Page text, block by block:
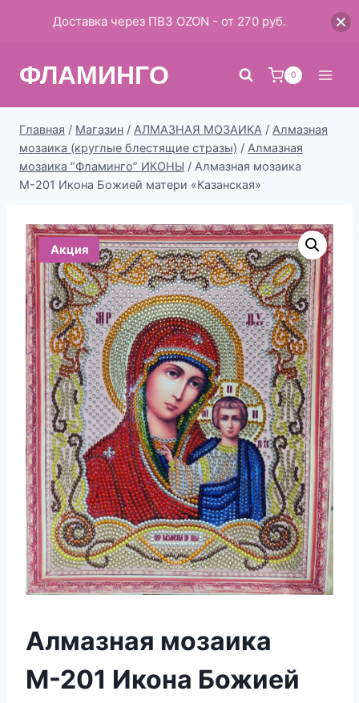
ФЛАМИНГО 0
Главная / Магазин / АЛМАЗНАЯ МОЗАИКА / Алмазная
мозаика (круглые блестящие стразы) / Алмазная
мозаика “Фламинго” ИКОНЫ / Алмазная мозаика
М-201 Икона Божией матери «Казанская»
Акция
Алмазная мозаика
М-201 Икона Божией
Доставка через ПВЗ OZON - от 270 руб.